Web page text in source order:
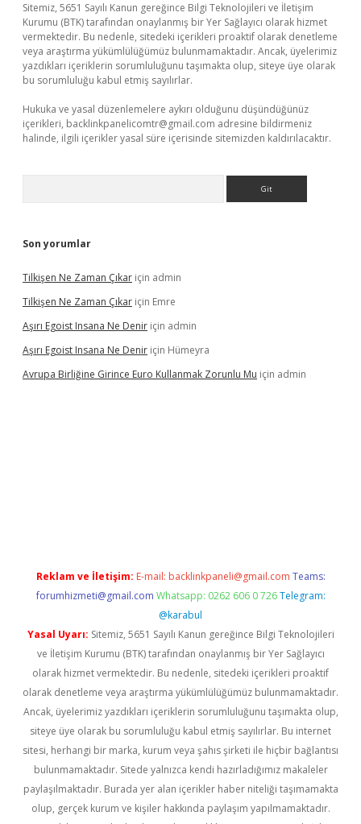
Sitemiz, 5651 Sayılı Kanun gereğince Bilgi Teknolojileri ve İletişim
Kurumu (BTK) tarafından onaylanmış bir Yer Sağlayıcı olarak hizmet
vermektedir. Bu nedenle, sitedeki içerikleri proaktif olarak denetleme
veya araştırma yükümlülüğümüz bulunmamaktadır. Ancak, üyelerimiz
yazdıkları içeriklerin sorumluluğunu taşımakta olup, siteye üye olarak
bu sorumluluğu kabul etmiş sayılırlar.
Hukuka ve yasal düzenlemelere aykırı olduğunu düşündüğünüz
içerikleri, backlinkpanelicomtr@gmail.com adresine bildirmeniz
halinde, ilgili içerikler yasal süre içerisinde sitemizden kaldırılacaktır.
Son yorumlar
Tilkişen Ne Zaman Çıkar için admin
Tilkişen Ne Zaman Çıkar için Emre
Aşırı Egoist Insana Ne Denir için admin
Aşırı Egoist Insana Ne Denir için Hümeyra
Avrupa Birliğine Girince Euro Kullanmak Zorunlu Mu için admin
Reklam ve İletişim: E-mail: backlinkpaneli@gmail.com Teams:
forumhizmeti@gmail.com Whatsapp: 0262 606 0 726 Telegram:
@karabul
Yasal Uyarı: Sitemiz, 5651 Sayılı Kanun gereğince Bilgi Teknolojileri
ve İletişim Kurumu (BTK) tarafından onaylanmış bir Yer Sağlayıcı
olarak hizmet vermektedir. Bu nedenle, sitedeki içerikleri proaktif
olarak denetleme veya araştırma yükümlülüğümüz bulunmamaktadır.
Ancak, üyelerimiz yazdıkları içeriklerin sorumluluğunu taşımakta olup,
siteye üye olarak bu sorumluluğu kabul etmiş sayılırlar. Bu internet
sitesi, herhangi bir marka, kurum veya şahıs şirketi ile hiçbir bağlantısı
bulunmamaktadır. Sitede yalnızca kendi hazırladığımız makaleler
paylaşılmaktadır. Burada yer alan içerikler haber niteliği taşımamakta
olup, gerçek kurum ve kişiler hakkında paylaşım yapılmamaktadır.